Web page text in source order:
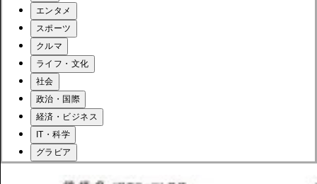
エンタメ
スポーツ
クルマ
ライフ・文化
社会
政治・国際
経済・ビジネス
IT・科学
グラビア